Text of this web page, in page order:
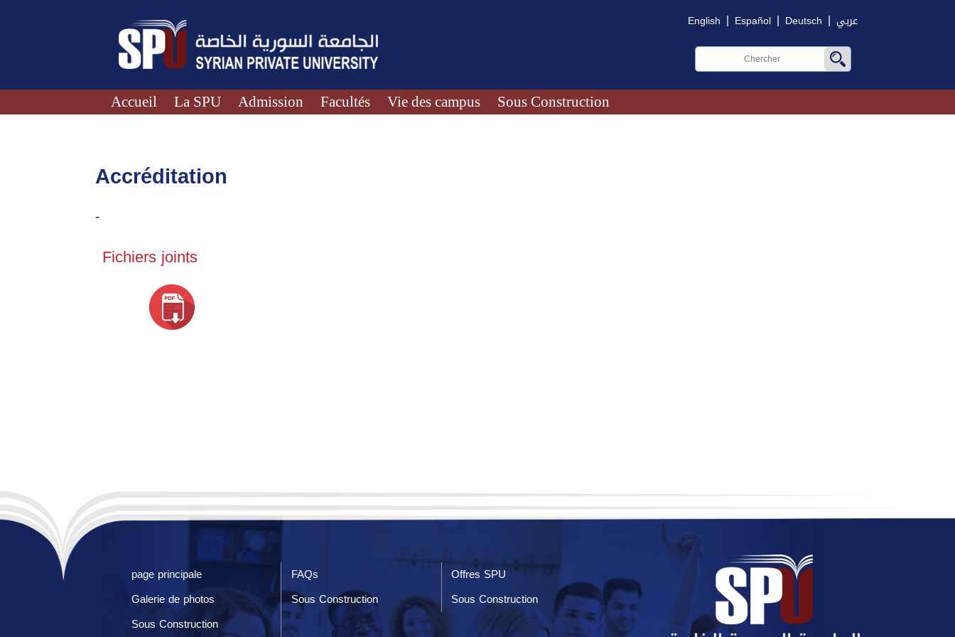
English | Español | Deutsch | عربي
Accueil La SPU Admission Facultés Vie des campus Sous Construction
Accréditation
-
Fichiers joints
page principale FAQs
Offres SPU
Galerie de photos
Sous Construction
Sous Construction
Sous Construction